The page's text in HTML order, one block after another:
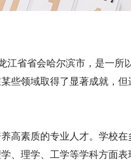
江省省会哈尔滨市，是一
些领域取得了显著成就，
高素质的专业人才。学校
、理学、工学等学科方面表